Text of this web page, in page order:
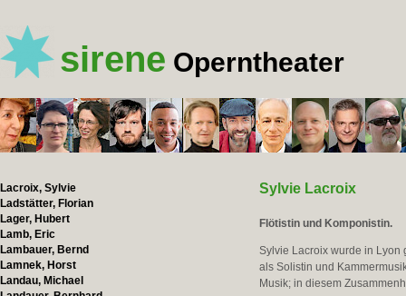
sirene Operntheater
Lacroix, Sylvie
Ladstätter, Florian
Lager, Hubert
Lamb, Eric
Lambauer, Bernd
Lamnek, Horst
Landau, Michael
Sylvie Lacroix
Flötistin und Komponistin.
Sylvie Lacroix wurde in Lyon
als Solistin und
Musik; in diesem